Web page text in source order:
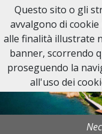
NECROLOGI VAL
Questo sito o gli
avvalgono di
alle finalità illustrate
banner, scorrendo
proseguendo la
all'uso dei